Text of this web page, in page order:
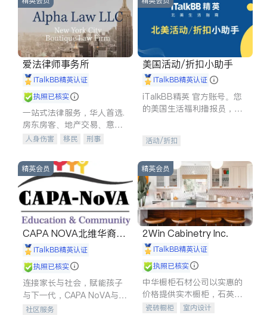
爱法律师事务所
iTalkBB精英认证
执照已核实
一站式法律服务，华人首选.
房东房客、地产交易、意外
伤害、车祸重伤、商业诉
建筑合同、刑事案件全包办
人身伤害 移民
刑事
信托/遗嘱
商业
索赔
律师-其它 保释
美国活动/折扣小助手
iTalkBB精英认证
iTalkBB精英 官方账号。您
的美国生活福利播报员，精
专属福利。
活动/折扣
精英会员
CAPA NOVA北维华裔家
长会iTalkBB精英认证
执照已核实
连接家长与社会，赋能孩子
与下一代，CAPA NoVA与您
携手建设包容、公平、充满
社区服务
精英会员
2Win Cabinetry Inc.
iTalkBB精英认证
执照已核实
中华橱柜石材公司以实惠的
价格提供实木橱柜，石英石
台面，多种优质不锈钢水
瓷砖橱柜
室内设计